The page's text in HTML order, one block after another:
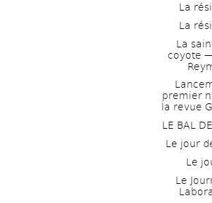
La
La
La
coyote
premier
la revue
LE BAL
Le jour
Le
Le